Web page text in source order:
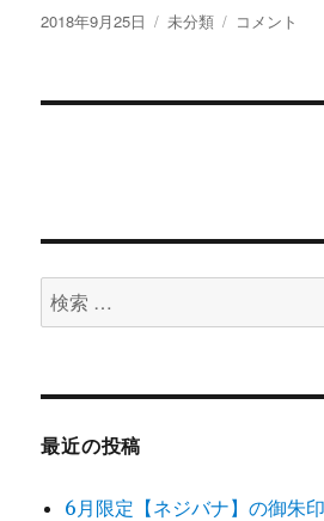
c
b
it
r
e
te
st
投
2018年9月25日
カ
リ
未分類
永
養
供
養
コメント
検
索
象:
最近の投稿
6月限定【ネジバナ】の御朱印